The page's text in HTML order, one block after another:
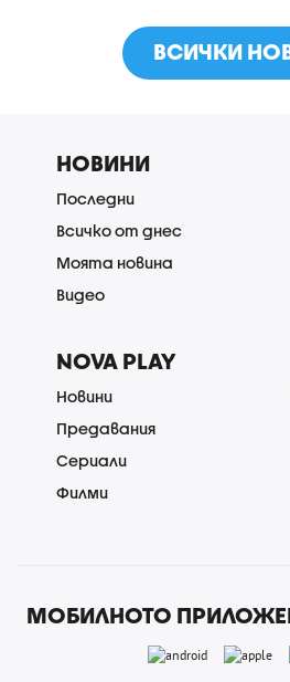
ВСИЧКИ
НОВИНИ
Последни
Всичко от днес
Моята новина
Видео
NOVA PLAY
Новини
Предавания
Сериали
Филми
МОБИЛНОТО